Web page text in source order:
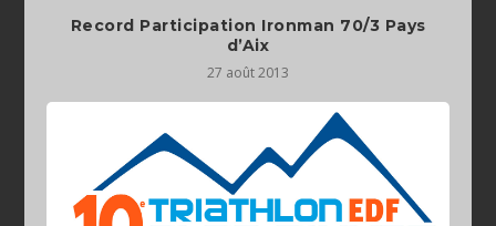
Record Participation Ironman 70/3 Pays
d’Aix
27 août 2013